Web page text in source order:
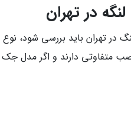
در تهران
در تهران باید بررسی شود،
متفاوتی دارند و اگر مدل